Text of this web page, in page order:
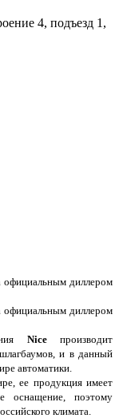
4, подъезд 1,
официальным диллером
официальным диллером
Niceпроизводит
и в данный
автоматики.
ее продукция имеет
оснащение, поэтому
климата.